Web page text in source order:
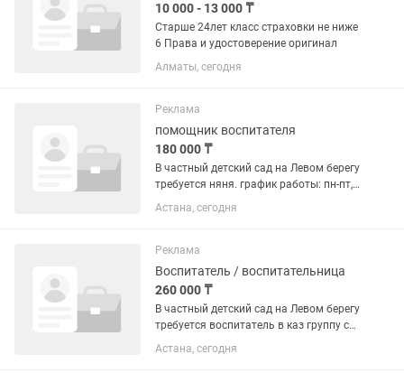
10 000 - 13 000 ₸
Старше 24лет класс страховки не ниже
6 Права и удостоверение оригинал
Алматы, сегодня
Реклама
помощник воспитателя
180 000 ₸
В частный детский сад на Левом берегу
требуется няня. график работы: пн-пт, с
8-18:30 ч, сб и вс выходной , оплата 180
баламен...
Астана, сегодня
Реклама
Воспитатель / воспитательница
260 000 ₸
В частный детский сад на Левом берегу
требуется воспитатель в каз группу с
опытом работы. Полный рабочий день,
каз. группа, пед образование. мекен
Астана, сегодня